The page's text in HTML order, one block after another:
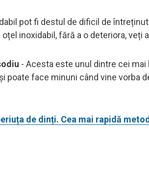
pot fi destul de dificil de
inoxidabil, fără a o deteriora, veți
- Acesta este unul dintre cei
poate face minuni când vine vorba
de dinți. Cea mai rapidă